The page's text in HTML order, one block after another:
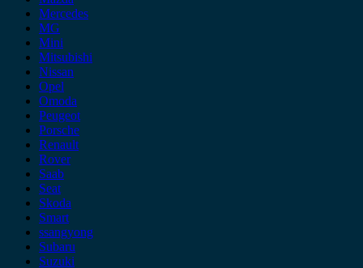
Mercedes
MG
Mini
Mitsubishi
Nissan
Opel
Omoda
Peugeot
Porsche
Renault
Rover
Saab
Seat
Skoda
Smart
ssangyong
Subaru
Suzuki